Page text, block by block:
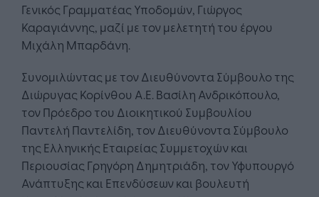
Γενικός Γραμματέας Υποδομών, Γιώργος
Καραγιάννης, μαζί με τον μελετητή του έργου
Μιχάλη Μπαρδάνη.
Συνομιλώντας με τον Διευθύνοντα Σύμβουλο της
Διώρυγας Κορίνθου Α.Ε. Βασίλη Ανδρικόπουλο,
τον Πρόεδρο του Διοικητικού Συμβουλίου
Παντελή Παντελίδη, τον Διευθύνοντα Σύμβουλο
της Ελληνικής Εταιρείας Συμμετοχών και
Περιουσίας Γρηγόρη Δημητριάδη, τον Υφυπουργό
Ανάπτυξης και Επενδύσεων και βουλευτή